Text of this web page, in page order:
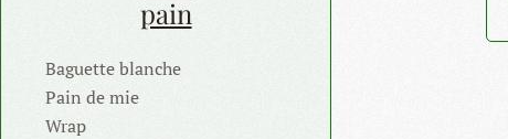
pain
Baguette blanche
Pain de mie
Wrap